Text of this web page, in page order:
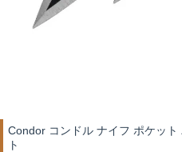
Condor コンドル ナイフ ポケッ
ト